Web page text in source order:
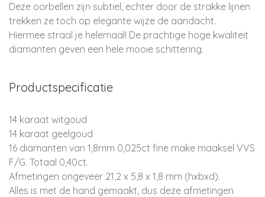
Deze oorbellen zijn subtiel, echter door de strakke lijnen
trekken ze toch op elegante wijze de aandacht.
Hiermee straal je helemaal! De prachtige hoge kwaliteit
diamanten geven een hele mooie schittering.
Productspecificatie
14 karaat witgoud
14 karaat geelgoud
16 diamanten van 1,8mm 0,025ct fine make maaksel VVS
F/G. Totaal 0,40ct.
Afmetingen ongeveer 21,2 x 5,8 x 1,8 mm (hxbxd).
Alles is met de hand gemaakt, dus deze afmetingen